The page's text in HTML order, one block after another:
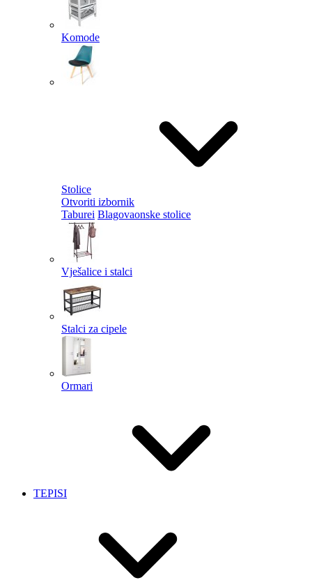
Komode
Stolice
Otvoriti izbornik
Taburei Blagovaonske stolice
Vješalice i stalci
Stalci za cipele
Ormari
TEPISI